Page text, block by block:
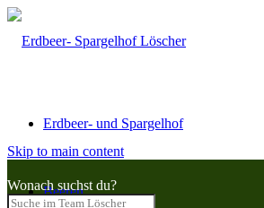
Erdbeer- und Spargelhof
Beeren
Skip to main content
Wonach suchst du?